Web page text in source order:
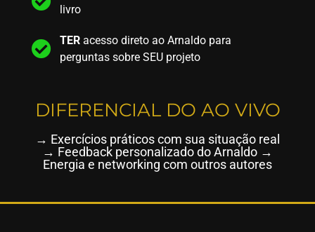
livro
TERacesso direto ao Arnaldo para
perguntas sobre SEU projeto
DIFERENCIAL DO AO VIVO
→ Exercícios práticos com sua situação real
→ Feedback personalizado do Arnaldo →
Energia e networking com outros autores